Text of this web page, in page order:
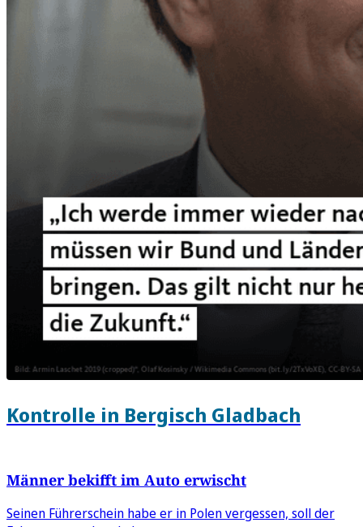
Kontrolle in Bergisch Gladbach
Männer bekifft im Auto erwischt
Seinen Führerschein habe er in Polen vergessen, soll der